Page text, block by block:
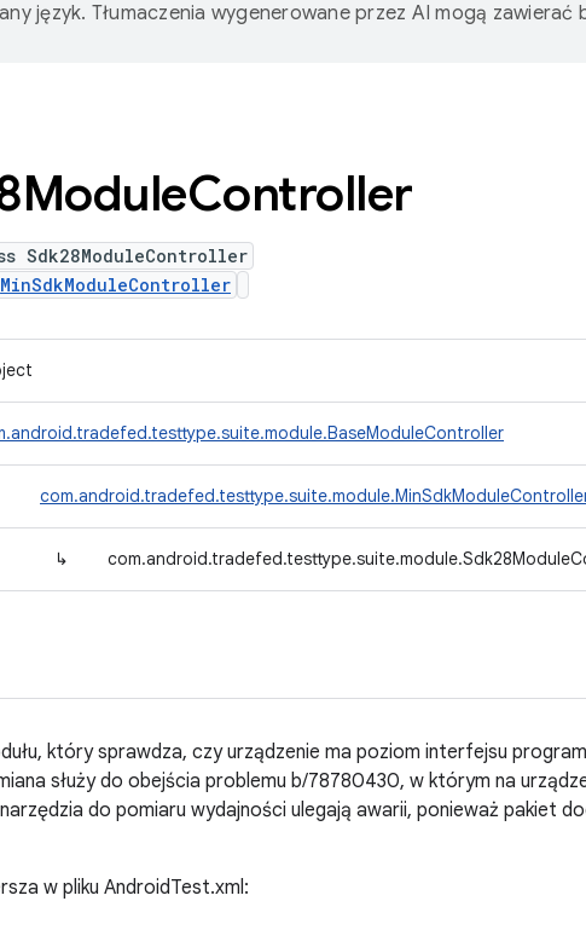
język. Tłumaczenia wygenerowane przez AI mogą zawierać
Controller
Sdk28ModuleController
MinSdkModuleController
↳
który sprawdza, czy urządzenie ma poziom interfejsu
służy do obejścia problemu b/78780430, w którym na
do pomiaru wydajności ulegają awarii, ponieważ pakiet
w pliku AndroidTest.xml: